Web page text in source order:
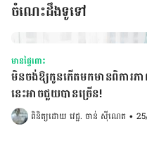
ចំណេះដឹងទូទៅ
មានផ្ទៃពោះ
មិនចង់ឱ្យកូនកើតមកមានពិការ
នេះអាចជួយបានច្រើន!
ពិនិត្យដោយ វេជ្ជ. ចាន់ ស៊ីណេត •